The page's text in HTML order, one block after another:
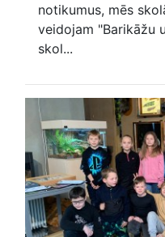
notikumus, mēs
veidojam "Barikāžu
skol...